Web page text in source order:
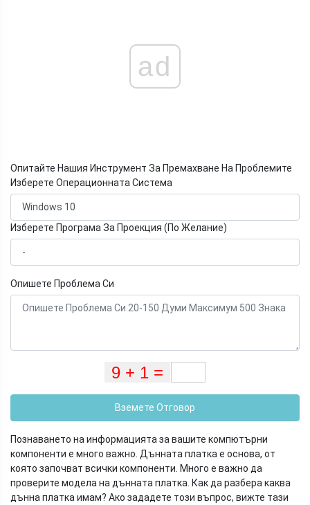
ad
Опитайте Нашия Инструмент За Премахване На Проблемите
Изберете Операционната Система
Изберете Програма За Проекция (По Желание)
Опишете Проблема Си
Вземете Отговор
Познаването на информацията за вашите компютърни
компоненти е много важно. Дънната платка е основа, от
която започват всички компоненти. Много е важно да
проверите модела на дънната платка. Как да разбера каква
дънна платка имам? Ако зададете този въпрос, вижте тази